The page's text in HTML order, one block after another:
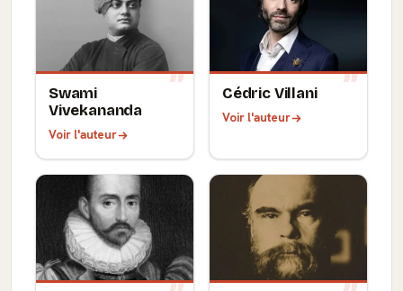
Swami
Vivekananda
Voir l'auteur
Cédric Villani
Voir l'auteur